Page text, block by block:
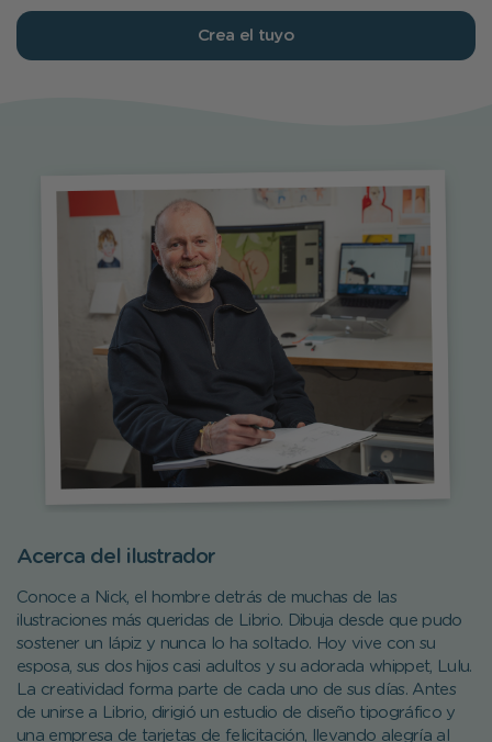
Crea el tuyo
Acerca del ilustrador
Conoce a Nick, el hombre detrás de muchas de las
ilustraciones más queridas de Librio. Dibuja desde que pudo
sostener un lápiz y nunca lo ha soltado. Hoy vive con su
esposa, sus dos hijos casi adultos y su adorada whippet, Lulu.
La creatividad forma parte de cada uno de sus días. Antes
de unirse a Librio, dirigió un estudio de diseño tipográfico y
una empresa de tarjetas de felicitación, llevando alegría al